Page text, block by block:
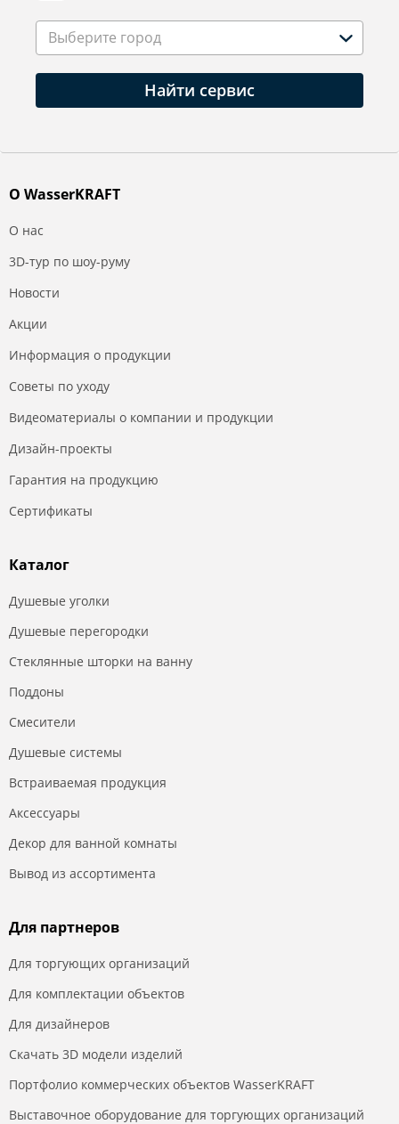
Выберите город
Найти сервис
О WasserKRAFT
О нас
3D-тур по шоу-руму
Новости
Акции
Информация о продукции
Советы по уходу
Видеоматериалы о компании и продукции
Дизайн-проекты
Гарантия на продукцию
Сертификаты
Каталог
Душевые уголки
Душевые перегородки
Стеклянные шторки на ванну
Поддоны
Смесители
Душевые системы
Встраиваемая продукция
Аксессуары
Декор для ванной комнаты
Вывод из ассортимента
Для партнеров
Для торгующих организаций
Для комплектации объектов
Для дизайнеров
Скачать 3D модели изделий
Портфолио коммерческих объектов WasserKRAFT
Выставочное оборудование для торгующих организаций